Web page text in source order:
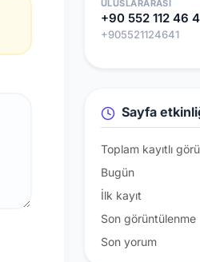
ULUSLARARASI
+90 552 112 46
+905521124641
Sayfa
Toplam kayıtlı
Bugün
İlk kayıt
Son görüntülenme
Son yorum